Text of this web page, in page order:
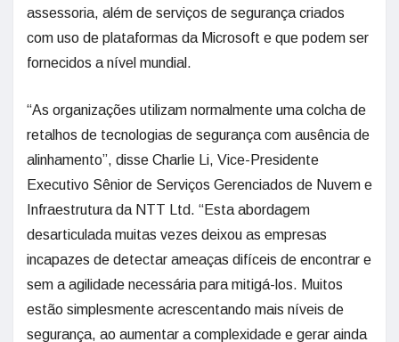
assessoria, além de serviços de segurança criados
com uso de plataformas da Microsoft e que podem ser
fornecidos a nível mundial.
“As organizações utilizam normalmente uma colcha de
retalhos de tecnologias de segurança com ausência de
alinhamento”, disse Charlie Li, Vice-Presidente
Executivo Sênior de Serviços Gerenciados de Nuvem e
Infraestrutura da NTT Ltd. “Esta abordagem
desarticulada muitas vezes deixou as empresas
incapazes de detectar ameaças difíceis de encontrar e
sem a agilidade necessária para mitigá-los. Muitos
estão simplesmente acrescentando mais níveis de
segurança, ao aumentar a complexidade e gerar ainda